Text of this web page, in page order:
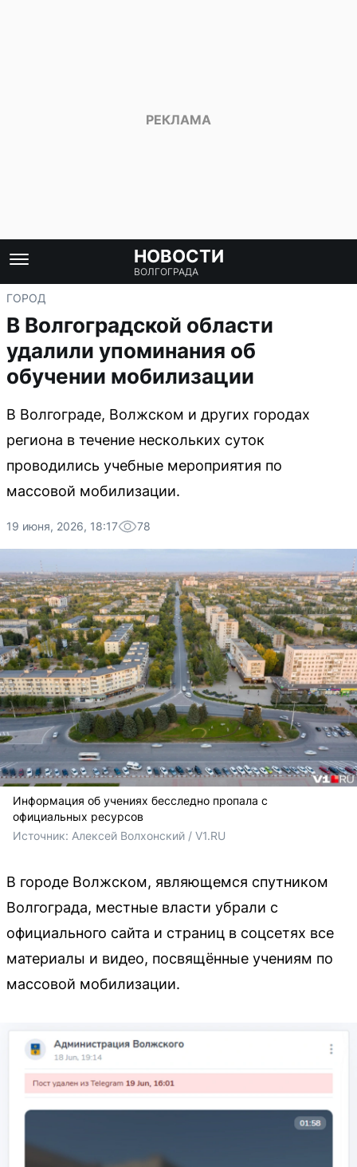
НОВОСТИ
ВОЛГОГРАДА
ГОРОД
В Волгоградской области
удалили упоминания об
обучении мобилизации
В Волгограде, Волжском и других городах
региона в течение нескольких суток
проводились учебные мероприятия по
массовой мобилизации.
19 июня, 2026, 18:17 78
Информация об учениях бесследно пропала с
официальных ресурсов
Источник: Алексей Волхонский / V1.RU
В городе Волжском, являющемся спутником
Волгограда, местные власти убрали с
официального сайта и страниц в соцсетях все
материалы и видео, посвящённые учениям по
массовой мобилизации.